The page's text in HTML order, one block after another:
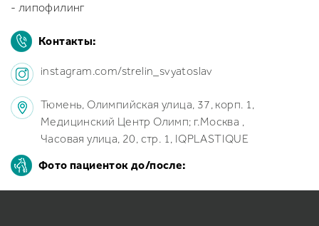
- липофилинг
Контакты:
instagram.com/strelin_svyatoslav
Тюмень, Олимпийская улица, 37, корп. 1,
Медицинский Центр Олимп; г.Москва ,
Часовая улица, 20, стр. 1, IQPLASTIQUE
Фото пациенток до/после: